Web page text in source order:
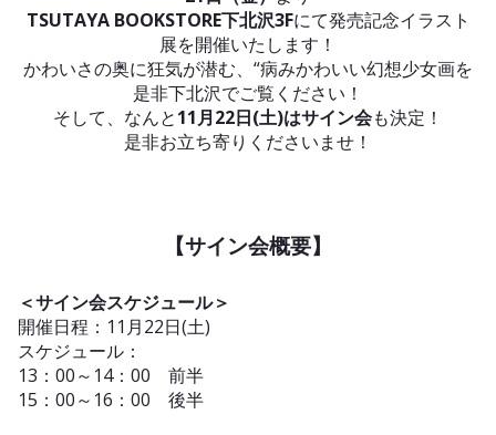
TSUTAYA BOOKSTORE下北沢3Fにて発売記念イラスト
展を開催いたします！
かわいさの奥に狂気が潜む、“病みかわいい幻想少女画を
是非下北沢でご覧ください！
そして、なんと11月22日(土)はサイン会も決定！
是非お立ち寄りくださいませ！
【サイン会概要】
＜サイン会スケジュール＞
開催日程：11月22日(土)
スケジュール：
13：00～14：00 前半
15：00～16：00 後半